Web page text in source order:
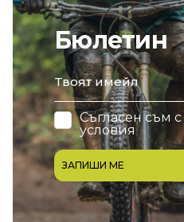
Бюлетин
email
Съгласен съм с
условия
ЗАПИШИ МЕ